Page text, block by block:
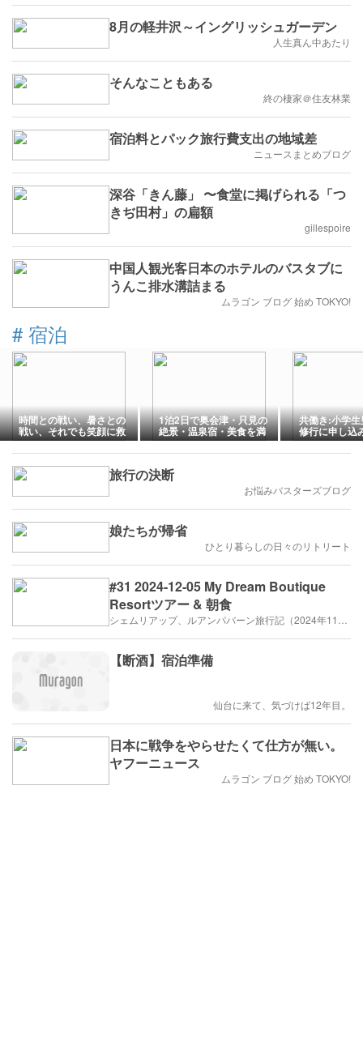
8月の軽井沢～イングリッシュガーデン
人生真ん中あたり
そんなこともある
終の棲家＠住友林業
宿泊料とパック旅行費支出の地域差
ニュースまとめブログ
深谷「きん藤」 〜食堂に掲げられる「つ
きぢ田村」の扁額
gillespoire
中国人観光客日本のホテルのバスタブに
うんこ排水溝詰まる
ムラゴン ブログ 始め TOKYO!
# 宿泊
時間との戦い、暑さとの
戦い、それでも笑顔に救
われる一日
1泊2日で奥会津・只見の
絶景・温泉宿・美食を満
喫！東京駅・上野駅・大
宮駅から奥只見・只見線
共働き:小学
修行に申し込
旅行の決断
お悩みバスターズブログ
娘たちが帰省
ひとり暮らしの日々のリトリート
#31 2024-12-05 My Dream Boutique
Resortツアー & 朝食
【断酒】宿泊準備
仙台に来て、気づけば12年目。
日本に戦争をやらせたくて仕方が無い。
ヤフーニュース
ムラゴン ブログ 始め TOKYO!